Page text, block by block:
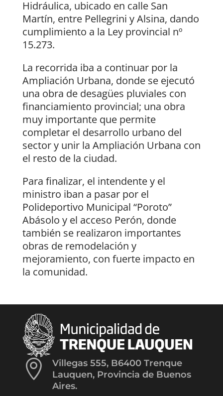
Hidráulica, ubicado en calle San
Martín, entre Pellegrini y Alsina, dando
cumplimiento a la Ley provincial nº
15.273.
La recorrida iba a continuar por la
Ampliación Urbana, donde se ejecutó
una obra de desagües pluviales con
financiamiento provincial; una obra
muy importante que permite
completar el desarrollo urbano del
sector y unir la Ampliación Urbana con
el resto de la ciudad.
Para finalizar, el intendente y el
ministro iban a pasar por el
Polideportivo Municipal “Poroto”
Abásolo y el acceso Perón, donde
también se realizaron importantes
obras de remodelación y
mejoramiento, con fuerte impacto en
la comunidad.

Villegas 555, B6400 Trenque
Lauquen, Provincia de Buenos
Aires.